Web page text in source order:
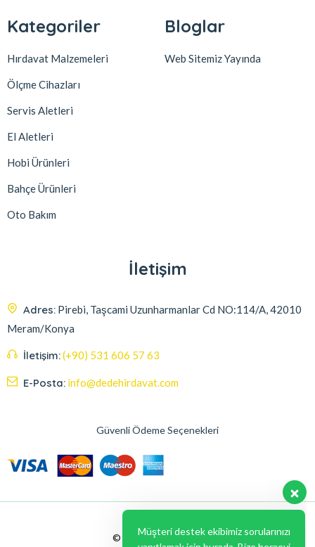
Kategoriler
Hırdavat Malzemeleri
Ölçme Cihazları
Servis Aletleri
El Aletleri
Hobi Ürünleri
Bahçe Ürünleri
Oto Bakım
Bloglar
Web Sitemiz Yayında
İletişim
Adres: Pirebi, Taşcami Uzunharmanlar Cd NO:114/A, 42010
Meram/Konya
İletişim:(+90) 531 606 57 63
E-Posta: info@dedehirdavat.com
Güvenli Ödeme Seçenekleri
© 2024, Liabil Dizayn
yanıtlamak için burada. Bize herşeyi
olabilirim ?